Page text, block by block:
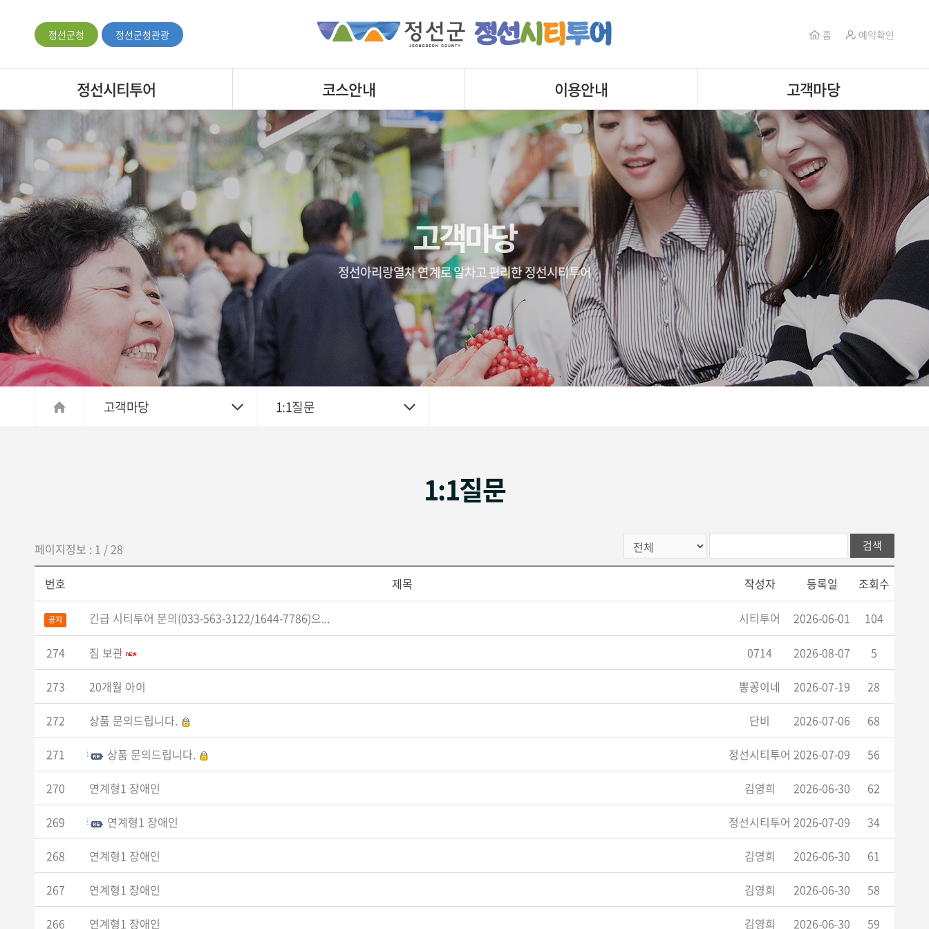
정선군청 정선군청관광 홈 예약확인
정선시티투어 코스안내 이용안내 고객마당
고객마당
정선아리랑열차 연계로 알차고 편리한 정선시티투어
고객마당 1:1질문
1:1질문
페이지정보 : 1 / 28 검색
번호 제목 작성자 등록일 조회수
공지 긴급 시티투어 문의(033-563-3122/1644-7786)으... 시티투어 2026-06-01 104
274 짐 보관 0714 2026-08-07 5
273 20개월 아이 뽕꽁이네 2026-07-19 28
272 상품 문의드립니다. 단비 2026-07-06 68
271 상품 문의드립니다. 정선시티투어 2026-07-09 56
270 연계형1 장애인 김영희 2026-06-30 62
269 연계형1 장애인 정선시티투어 2026-07-09 34
268 연계형1 장애인 김영희 2026-06-30 61
267 연계형1 장애인 김영희 2026-06-30 58
266 연계형1 장애인 김영희 2026-06-30 59